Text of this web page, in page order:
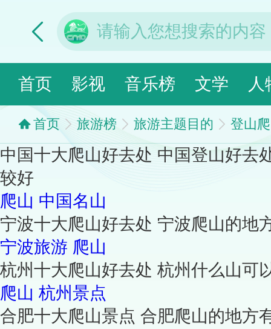
首页 影视 音乐榜 文学 人
首页 旅游榜 旅游主题目的 登山
中国十大爬山好去处 中国登山好去
较好
爬山 中国名山
宁波十大爬山好去处 宁波爬山的地
宁波旅游 爬山
杭州十大爬山好去处 杭州什么山可
爬山 杭州景点
合肥十大爬山景点 合肥爬山的地方